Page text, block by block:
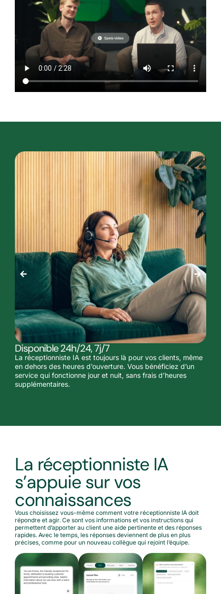
Disponible 24h/24, 7j/7
La réceptionniste IA est toujours là pour vos clients, même
en dehors des heures d’ouverture. Vous bénéficiez d’un
service qui fonctionne jour et nuit, sans frais d’heures
supplémentaires.
La réceptionniste IA
s’appuie sur vos
connaissances
Vous choisissez vous-même comment votre réceptionniste IA doit
répondre et agir. Ce sont vos informations et vos instructions qui
permettent d’apporter au client une aide pertinente et des réponses
rapides. Avec le temps, les réponses deviennent de plus en plus
précises, comme pour un nouveau collègue qui rejoint l’équipe.